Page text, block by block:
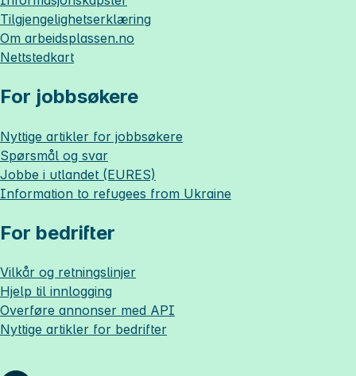
Tilgjengelighetserklæring
Om arbeidsplassen.no
Nettstedkart
For jobbsøkere
Nyttige artikler for jobbsøkere
Spørsmål og svar
Jobbe i utlandet (EURES)
Information to refugees from Ukraine
For bedrifter
Vilkår og retningslinjer
Hjelp til innlogging
Overføre annonser med API
Nyttige artikler for bedrifter